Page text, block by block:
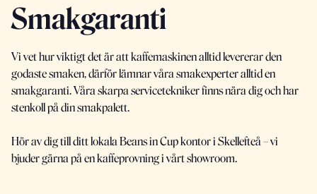
Smakgaranti
Vi vet hur viktigt det är att kaffemaskinen alltid levererar den
godaste smaken, därför lämnar våra smakexperter alltid en
smakgaranti. Våra skarpa servicetekniker finns nära dig och har
stenkoll på din smakpalett.
Hör av dig till ditt lokala Beans in Cup kontor i Skellefteå – vi
bjuder gärna på en kaffeprovning i vårt showroom.